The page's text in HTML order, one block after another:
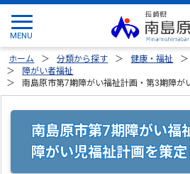
ホーム 分類から探す 健康・福祉
障がい者福祉
南島原市第7期障がい福祉計画・第3期障が
南島原市第7期障がい福
障がい児福祉計画を策